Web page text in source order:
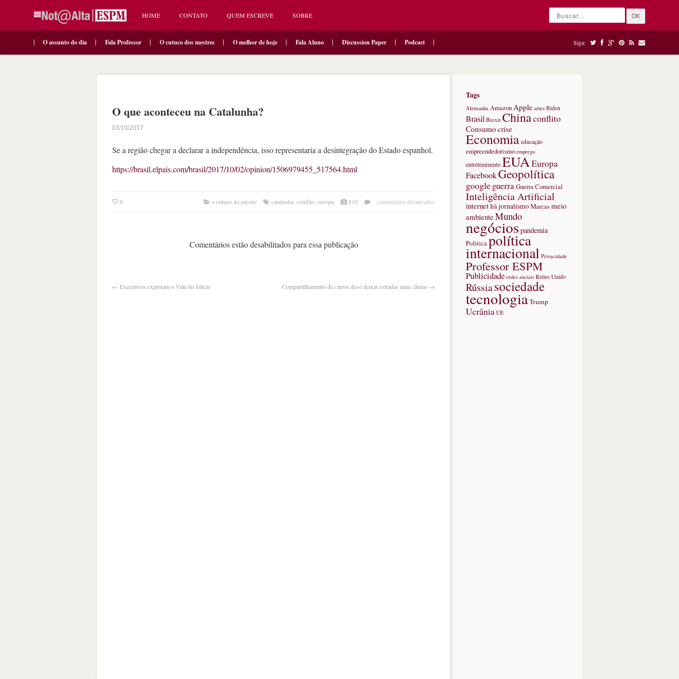
HOME CONTATO QUEM ESCREVE SOBRE OK
O assunto do dia Fala Professor O cutuco dos mestres O melhor de hoje Fala Aluno Discussion Paper Podcast Siga:
O que aconteceu na Catalunha?
03/10/2017
Se a região chegar a declarar a independência, isso representaria a desintegração do Estado espanhol.
https://brasil.elpais.com/brasil/2017/10/02/opinion/1506979455_517564.html
0 o cutuco do mestre catalunha conflito europa 810 comentários desativados
Comentários estão desabilitados para essa publicação
← Executivos exploram o Vale do Silício Compartilhamento de carros deve deixar estradas mais cheias →
Tags
Alemanha Amazon Apple artes Biden
Brasil Brexit Chinaconflito
Consumocrise
Economia educação
empreendedorismo emprego
entretenimentoEUAEuropa
FacebookGeopolítica
googleguerraGuerra Comercial
Inteligência Artificial
internetIrãjornalismoMarcasmeio
ambienteMundo
negóciospandemia
Politicapolítica
internacional Privacidade
Professor ESPM
Publicidade redes sociais Reino Unido
Rússiasociedade
tecnologiaTrump
Ucrânia UE